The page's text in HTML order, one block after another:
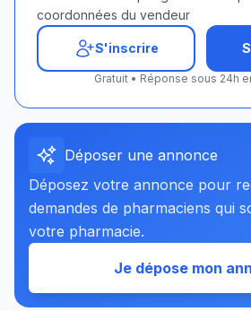
coordonnées du vendeur
S'inscrire
Gratuit • Réponse sous 24h
Déposer une annonce
Déposez votre annonce pour
demandes de pharmaciens qui
votre pharmacie.
Je dépose mon